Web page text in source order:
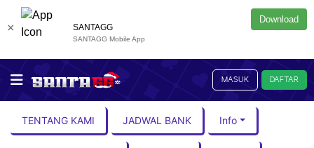
SANTAGG
SANTAGG Mobile App
Download
×
MASUK DAFTAR
TENTANG KAMI JADWAL BANK Info